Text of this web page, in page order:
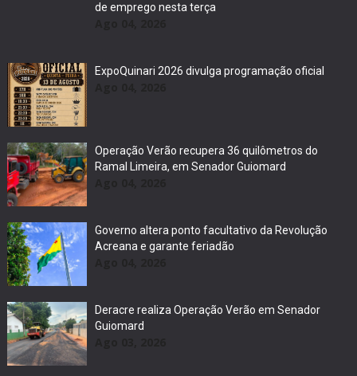
de emprego nesta terça
ExpoQuinari 2026 divulga programação oficial
Operação Verão recupera 36 quilômetros do
Ramal Limeira, em Senador Guiomard
Governo altera ponto facultativo da Revolução
Acreana e garante feriadão
Deracre realiza Operação Verão em Senador
Guiomard